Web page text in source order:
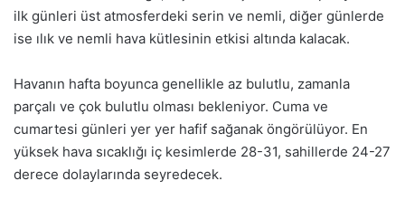
ilk günleri üst atmosferdeki serin ve nemli, diğer günlerde
ise ılık ve nemli hava kütlesinin etkisi altında kalacak.
Havanın hafta boyunca genellikle az bulutlu, zamanla
parçalı ve çok bulutlu olması bekleniyor. Cuma ve
cumartesi günleri yer yer hafif sağanak öngörülüyor. En
yüksek hava sıcaklığı iç kesimlerde 28-31, sahillerde 24-27
derece dolaylarında seyredecek.